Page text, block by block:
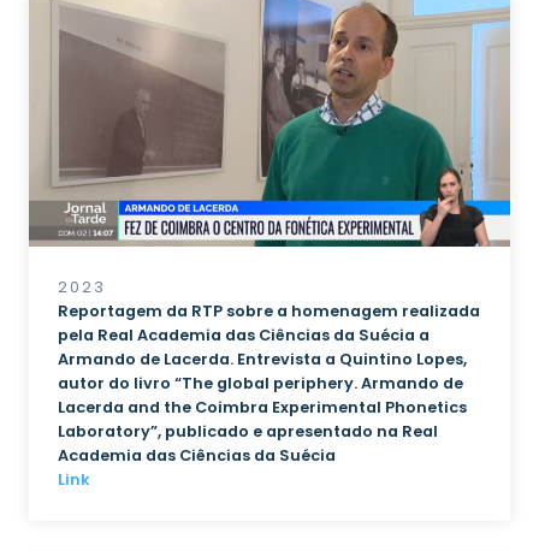
2023
Reportagem da RTP sobre a homenagem realizada
pela Real Academia das Ciências da Suécia a
Armando de Lacerda. Entrevista a Quintino Lopes,
autor do livro “The global periphery. Armando de
Lacerda and the Coimbra Experimental Phonetics
Laboratory”, publicado e apresentado na Real
Academia das Ciências da Suécia
Link